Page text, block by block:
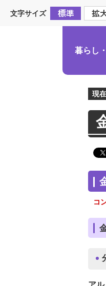
文字サイズ
暮らし
現
コ